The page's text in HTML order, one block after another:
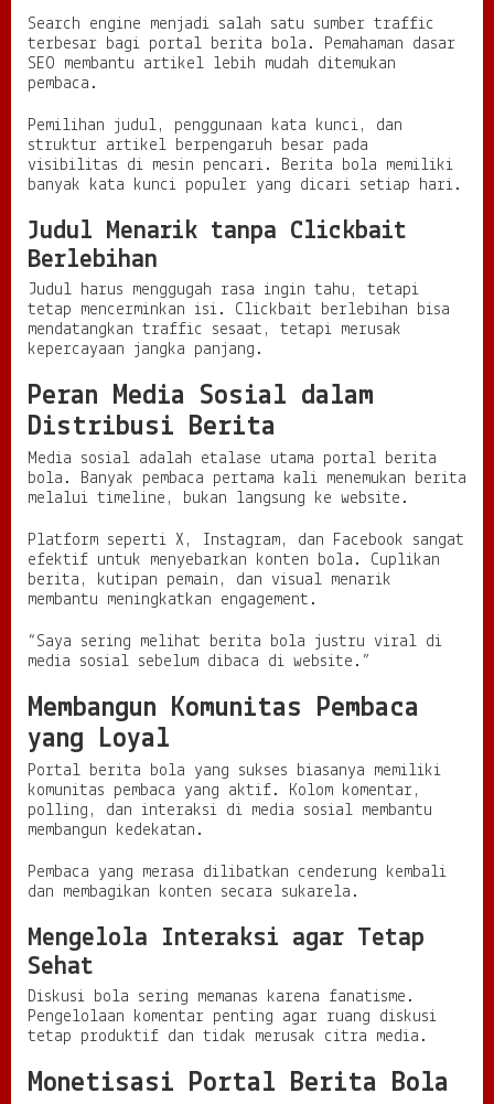
Search engine menjadi salah satu sumber traffic
terbesar bagi portal berita bola. Pemahaman dasar
SEO membantu artikel lebih mudah ditemukan
pembaca.
Pemilihan judul, penggunaan kata kunci, dan
struktur artikel berpengaruh besar pada
visibilitas di mesin pencari. Berita bola memiliki
banyak kata kunci populer yang dicari setiap hari.
Judul Menarik tanpa Clickbait
Berlebihan
Judul harus menggugah rasa ingin tahu, tetapi
tetap mencerminkan isi. Clickbait berlebihan bisa
mendatangkan traffic sesaat, tetapi merusak
kepercayaan jangka panjang.
Peran Media Sosial dalam
Distribusi Berita
Media sosial adalah etalase utama portal berita
bola. Banyak pembaca pertama kali menemukan berita
melalui timeline, bukan langsung ke website.
Platform seperti X, Instagram, dan Facebook sangat
efektif untuk menyebarkan konten bola. Cuplikan
berita, kutipan pemain, dan visual menarik
membantu meningkatkan engagement.
“Saya sering melihat berita bola justru viral di
media sosial sebelum dibaca di website.”
Membangun Komunitas Pembaca
yang Loyal
Portal berita bola yang sukses biasanya memiliki
komunitas pembaca yang aktif. Kolom komentar,
polling, dan interaksi di media sosial membantu
membangun kedekatan.
Pembaca yang merasa dilibatkan cenderung kembali
dan membagikan konten secara sukarela.
Mengelola Interaksi agar Tetap
Sehat
Diskusi bola sering memanas karena fanatisme.
Pengelolaan komentar penting agar ruang diskusi
tetap produktif dan tidak merusak citra media.
Monetisasi Portal Berita Bola